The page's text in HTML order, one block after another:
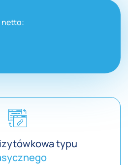
netto:
typu